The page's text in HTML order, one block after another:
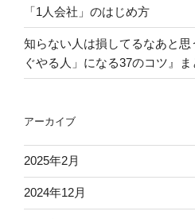
「1人会社」のはじめ方
知らない人は損してるなあと
ぐやる人」になる37のコツ』ま
アーカイブ
2025年2月
2024年12月